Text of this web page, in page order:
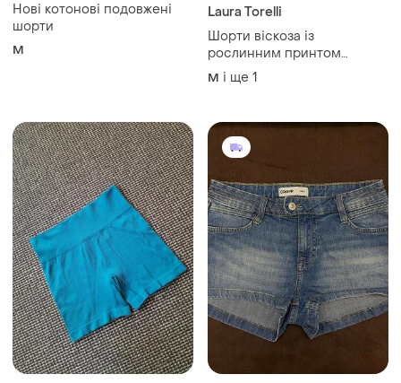
Нові котонові подовжені
шорти
M
Laura Torelli
Шорти віскоза із
рослинним принтом
еластичним поясом
M і ще 1